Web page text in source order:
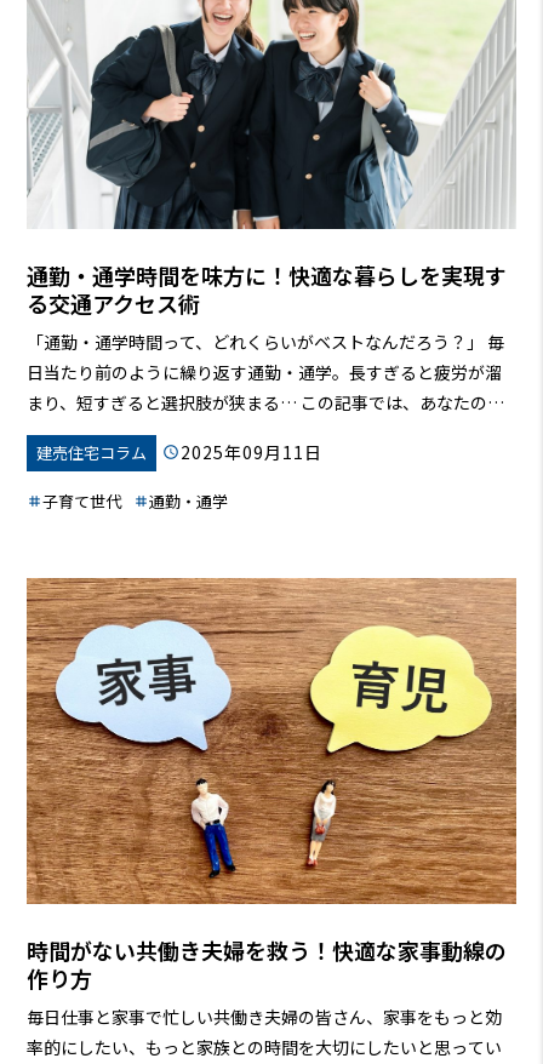
通勤・通学時間を味方に！快適な暮らしを実現す
る交通アクセス術
「通勤・通学時間って、どれくらいがベストなんだろう？」 毎
日当たり前のように繰り返す通勤・通学。長すぎると疲労が溜
まり、短すぎると選択肢が狭まる… この記事では、あなたのラ
イフスタイルに合わせた、通勤・通学時間の理想的なバランス
を見つけるためのヒントをご紹介します。交通手段の選び方か
ら、住まい選びのポイントまで、快適な暮らしを実現するため
建売住宅コラム 2025年09月11日
子育て世代 通勤・通学
時間がない共働き夫婦を救う！快適な家事動線の
作り方
毎日仕事と家事で忙しい共働き夫婦の皆さん、家事をもっと効
率的にしたい、もっと家族との時間を大切にしたいと思ってい